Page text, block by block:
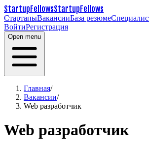
StartupFellowsStartupFellows
СтартапыВакансииБаза резюме
ВойтиРегистрация
Open menu
Главная/
Вакансии/
Web разработчик
Web разработчик